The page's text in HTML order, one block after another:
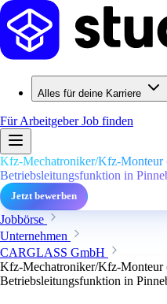
Alles für deine Karriere
Für ArbeitgeberJob finden
Kfz-Mechatroniker/Kfz-Monteur
Betriebsleitungsfunktion in
Jetzt bewerben
Jobbörse
Unternehmen
CARGLASS GmbH
Kfz-Mechatroniker/Kfz-Monteur
Betriebsleitungsfunktion in